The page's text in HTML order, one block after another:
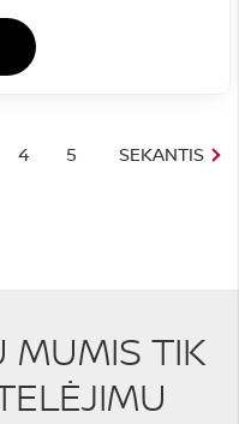
SEKANTIS
4
5
MUMIS TIK